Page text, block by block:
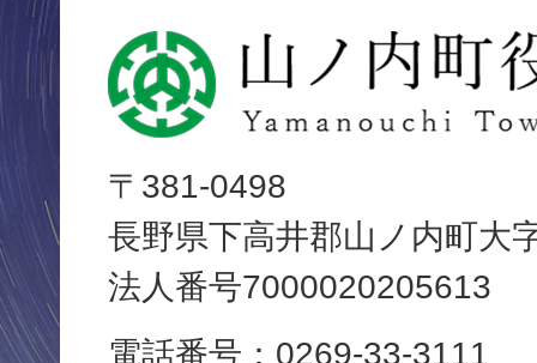
山
ノ
内
町
役
〒381-0498
長野県下高井郡山ノ内町大
法人番号7000020205613
電話番号：0269-33-3111